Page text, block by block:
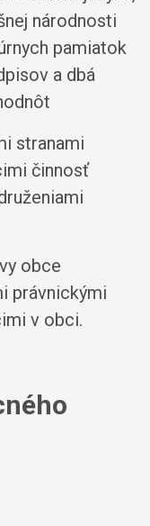
národnosti
pamiatok
a dbá
stranami
činnosť
obce
právnickými
v obci.